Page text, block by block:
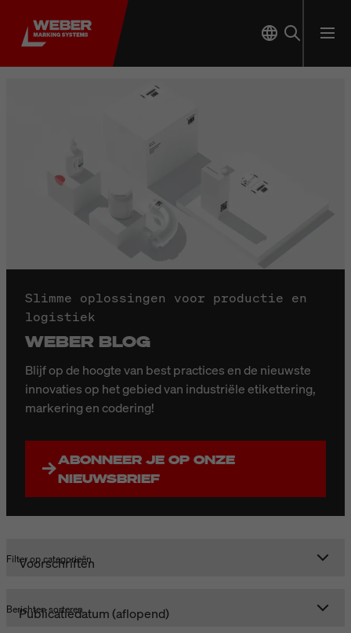
Slimme oplossingen voor productie en
logistiek
WEBER BLOG
Blijf op de hoogte van best practices en de nieuwste
innovaties op het gebied van industriële etikettering,
markering en codering!
ABONNEER JE OP ONZE
NIEUWSBRIEF
Filter op categorieën
Berichten sorteren